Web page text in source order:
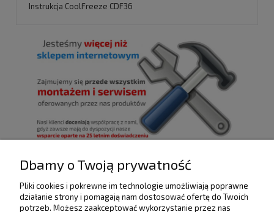
Instrukcja CoolFreeze CDF36
POMOC
Dbamy o Twoją prywatność
Pliki cookies i pokrewne im technologie umożliwiają poprawne
działanie strony i pomagają nam dostosować ofertę do Twoich
potrzeb. Możesz zaakceptować wykorzystanie przez nas